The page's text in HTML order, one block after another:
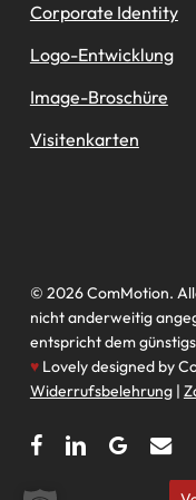
Corporate Identity
Logo-Entwicklung
Image-Broschüre
Visitenkarten
© 2026 ComMotion.
nicht anderweitig
entspricht dem
♥Lovely designed by
Widerrufsbelehrung|
facebooklinkedingoogle-email